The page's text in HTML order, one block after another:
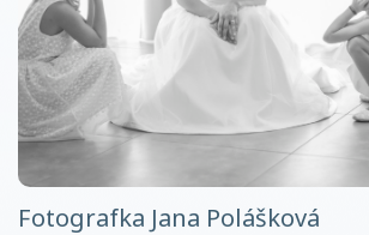
Fotografka Jana Polášková